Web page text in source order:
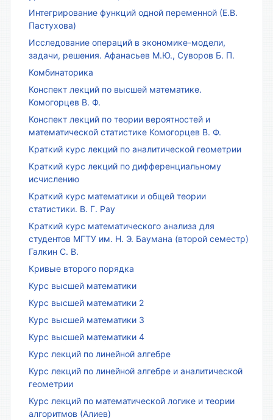
Интегрирование функций одной переменной (Е.В.
Пастухова)
Исследование операций в экономике-модели,
задачи, решения. Афанасьев М.Ю., Суворов Б. П.
Комбинаторика
Конспект лекций по высшей математике.
Комогорцев В. Ф.
Конспект лекций по теории вероятностей и
математической статистике Комогорцев В. Ф.
Краткий курс лекций по аналитической геометрии
Краткий курс лекций по дифференциальному
исчислению
Краткий курс математики и общей теории
статистики. В. Г. Рау
Краткий курс математического анализа для
студентов МГТУ им. Н. Э. Баумана (второй семестр)
Галкин С. В.
Кривые второго порядка
Курс высшей математики
Курс высшей математики 2
Курс высшей математики 3
Курс высшей математики 4
Курс лекций по линейной алгебре
Курс лекций по линейной алгебре и аналитической
геометрии
Курс лекций по математической логике и теории
алгоритмов (Алиев)